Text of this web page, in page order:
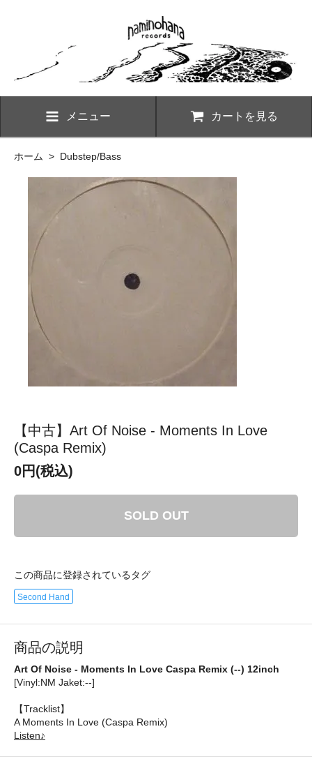
メニュー カートを見る
ホーム > Dubstep/Bass
【中古】Art Of Noise - Moments In Love
(Caspa Remix)
0円(税込)
SOLD OUT
この商品に登録されているタグ
Second Hand
商品の説明
Art Of Noise - Moments In Love Caspa Remix (--) 12inch
[Vinyl:NM Jaket:--]
【Tracklist】
A Moments In Love (Caspa Remix)
Listen♪